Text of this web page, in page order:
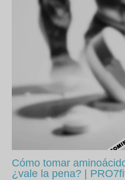
Cómo tomar
¿vale la pena? |